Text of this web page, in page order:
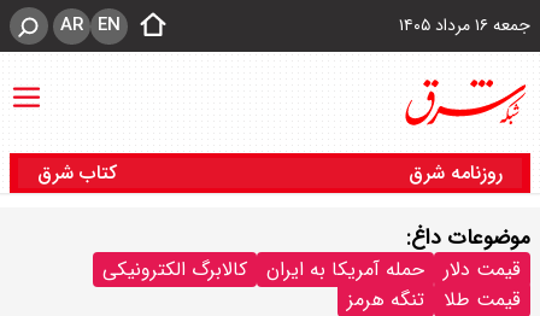
جمعه ۱۶ مرداد ۱۴۰۵ EN
AR
روزنامه شرق کتاب شرق
موضوعات داغ:
قیمت دلار حمله آمریکا به ایران
کالابرگ الکترونیکی
قیمت طلا
تنگه هرمز